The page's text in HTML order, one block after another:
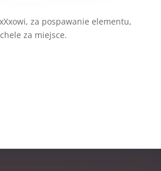
za pospawanie elementu,
za miejsce.